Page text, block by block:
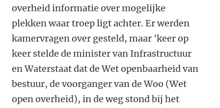
overheid informatie over mogelijke
plekken waar troep ligt achter. Er werden
kamervragen over gesteld, maar 'keer op
keer stelde de minister van Infrastructuur
en Waterstaat dat de Wet openbaarheid van
bestuur, de voorganger van de Woo (Wet
open overheid), in de weg stond bij het